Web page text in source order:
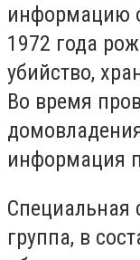
информацию
1972 года
убийство,
Во время
информация
Специальная
группа, в